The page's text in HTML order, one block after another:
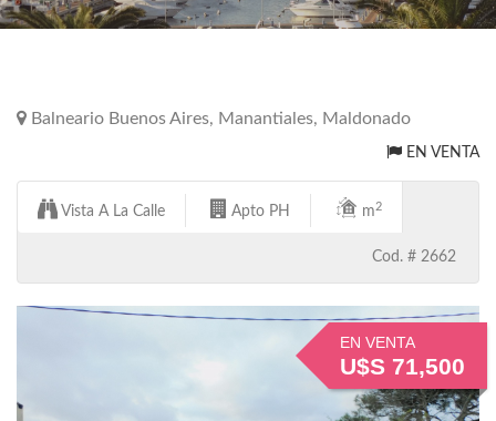
Balneario Buenos Aires, Manantiales, Maldonado
EN VENTA
Vista A La Calle Apto PH m 2
Cod. # 2662
EN VENTA
U$S 71,500